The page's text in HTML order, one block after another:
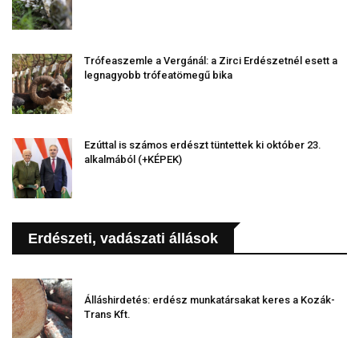
Trófeaszemle a Vergánál: a Zirci Erdészetnél esett a
legnagyobb trófeatömegű bika
Ezúttal is számos erdészt tüntettek ki október 23.
alkalmából (+KÉPEK)
Erdészeti, vadászati állások
Álláshirdetés: erdész munkatársakat keres a Kozák-
Trans Kft.